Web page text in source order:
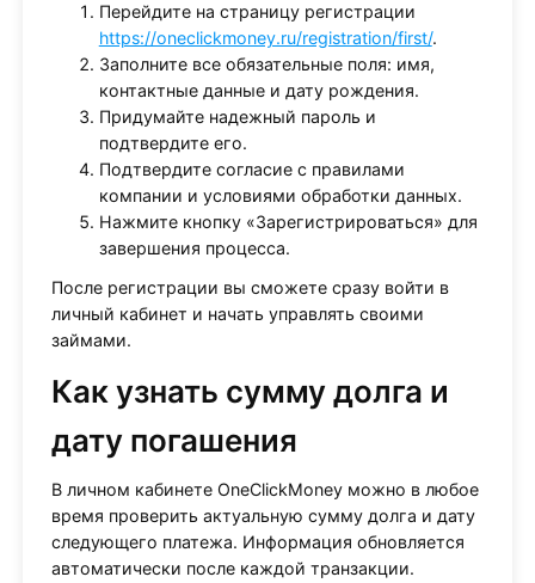
Перейдите на страницу регистрации
https://oneclickmoney.ru/registration/first/.
Заполните все обязательные поля: имя,
контактные данные и дату рождения.
Придумайте надежный пароль и
подтвердите его.
Подтвердите согласие с правилами
компании и условиями обработки данных.
Нажмите кнопку «Зарегистрироваться» для
завершения процесса.
После регистрации вы сможете сразу войти в
личный кабинет и начать управлять своими
займами.
Как узнать сумму долга и
дату погашения
В личном кабинете OneClickMoney можно в любое
время проверить актуальную сумму долга и дату
следующего платежа. Информация обновляется
автоматически после каждой транзакции.